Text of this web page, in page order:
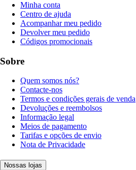
Minha conta
Centro de ajuda
Acompanhar meu pedido
Devolver meu pedido
Códigos promocionais
Sobre
Quem somos nós?
Contacte-nos
Termos e condições gerais de venda
Devoluções e reembolsos
Informação legal
Meios de pagamento
Tarifas e opções de envio
Nota de Privacidade
Nossas lojas